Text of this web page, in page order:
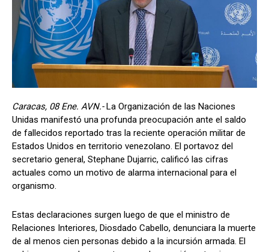
Caracas, 08 Ene. AVN.-La Organización de las Naciones
Unidas manifestó una profunda preocupación ante el saldo
de fallecidos reportado tras la reciente operación militar de
Estados Unidos en territorio venezolano. El portavoz del
secretario general, Stephane Dujarric, calificó las cifras
actuales como un motivo de alarma internacional para el
organismo.
Estas declaraciones surgen luego de que el ministro de
Relaciones Interiores, Diosdado Cabello, denunciara la muerte
de al menos cien personas debido a la incursión armada. El